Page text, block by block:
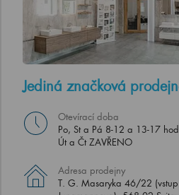
Jediná značková
Otevírací doba
Po, St a Pá 8-12 a 13-17 hod
Út a Čt ZAVŘENO
Adresa prodejny
T. G. Masaryka 46/22